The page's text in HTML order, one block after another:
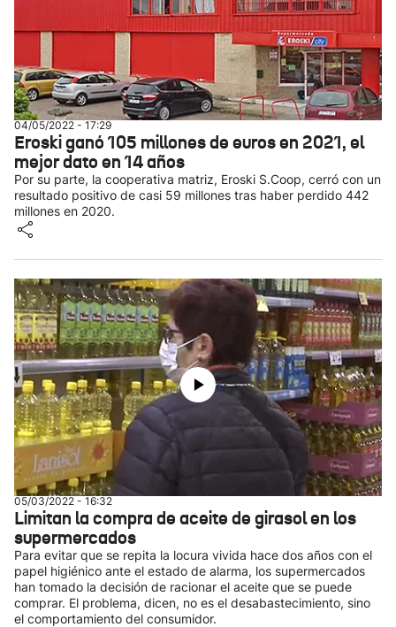
04/05/2022 - 17:29
Eroski ganó 105 millones de euros en 2021, el
mejor dato en 14 años
Por su parte, la cooperativa matriz, Eroski S.Coop, cerró con un
resultado positivo de casi 59 millones tras haber perdido 442
millones en 2020.
05/03/2022 - 16:32
Limitan la compra de aceite de girasol en los
supermercados
Para evitar que se repita la locura vivida hace dos años con el
papel higiénico ante el estado de alarma, los supermercados
han tomado la decisión de racionar el aceite que se puede
comprar. El problema, dicen, no es el desabastecimiento, sino
el comportamiento del consumidor.